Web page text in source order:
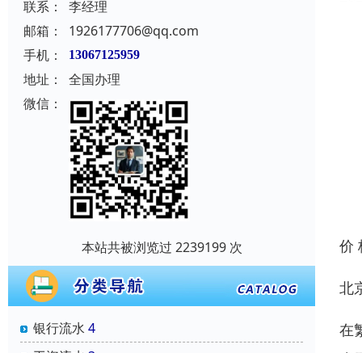
联系：
李经理
邮箱：
1926177706@qq.com
手机：
13067125959
地址：
全国办理
微信：
本站共被浏览过 2239199 次
银行流水 4
价
北
在